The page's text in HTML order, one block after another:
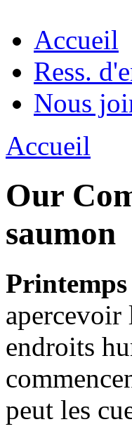
Accueil
Ress.
Nous
Accueil
Our
saumon
Printemps
apercevoir
endroits
peut les